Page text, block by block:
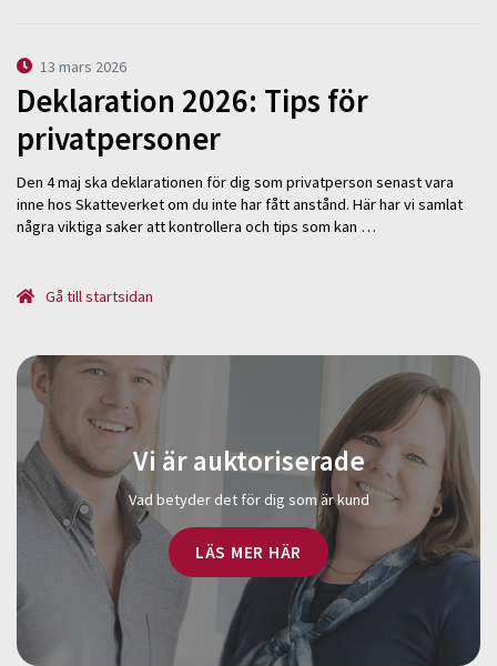
13 mars 2026
Deklaration 2026: Tips för
privatpersoner
Den 4 maj ska deklarationen för dig som privatperson senast vara
inne hos Skatteverket om du inte har fått anstånd. Här har vi samlat
några viktiga saker att kontrollera och tips som kan …
Gå till startsidan
Vi är auktoriserade
Vad betyder det för dig som är kund
LÄS MER HÄR